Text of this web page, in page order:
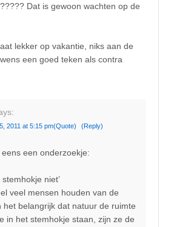
Dat is gewoon wachten op de
lekker op vakantie, niks aan de
een goed teken als contra
2011 at 5:15 pm(Quote) (Reply)
een onderzoekje:
niet’
veel mensen houden van de
het belangrijk dat natuur de ruimte
in het stemhokje staan, zijn ze de